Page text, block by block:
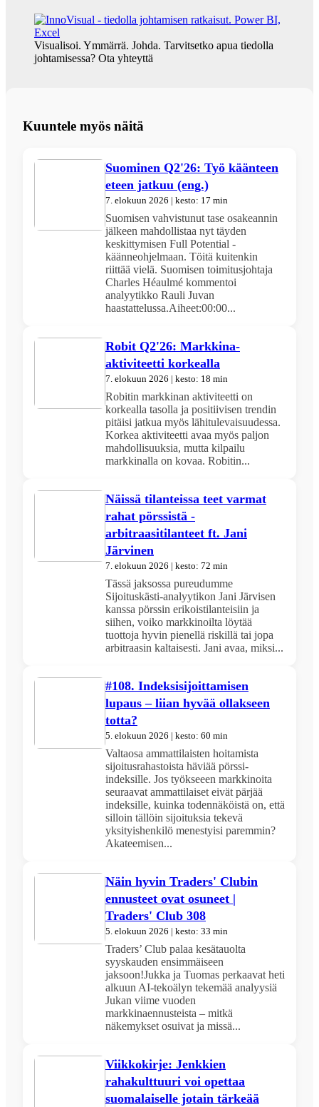
Visualisoi. Ymmärrä. Johda. Tarvitsetko apua tiedolla
johtamisessa? Ota yhteyttä
Kuuntele myös näitä
Suominen Q2'26: Työ käänteen
eteen jatkuu (eng.)
7. elokuun 2026 | kesto: 17 min
Suomisen vahvistunut tase osakeannin
jälkeen mahdollistaa nyt täyden
keskittymisen Full Potential -
käänneohjelmaan. Töitä kuitenkin
riittää vielä. Suomisen toimitusjohtaja
Charles Héaulmé kommentoi
analyytikko Rauli Juvan
haastattelussa.Aiheet:00:00...
Robit Q2'26: Markkina-
aktiviteetti korkealla
7. elokuun 2026 | kesto: 18 min
Robitin markkinan aktiviteetti on
korkealla tasolla ja positiivisen trendin
pitäisi jatkua myös lähitulevaisuudessa.
Korkea aktiviteetti avaa myös paljon
mahdollisuuksia, mutta kilpailu
markkinalla on kovaa. Robitin...
Näissä tilanteissa teet varmat
rahat pörssistä -
arbitraasitilanteet ft. Jani
Järvinen
7. elokuun 2026 | kesto: 72 min
Tässä jaksossa pureudumme
Sijoituskästi-analyytikon Jani Järvisen
kanssa pörssin erikoistilanteisiin ja
siihen, voiko markkinoilta löytää
tuottoja hyvin pienellä riskillä tai jopa
arbitraasin kaltaisesti. Jani avaa, miksi...
#108. Indeksisijoittamisen
lupaus – liian hyvää ollakseen
totta?
5. elokuun 2026 | kesto: 60 min
Valtaosa ammattilaisten hoitamista
sijoitusrahastoista häviää pörssi-
indeksille. Jos työkseeen markkinoita
seuraavat ammattilaiset eivät pärjää
indeksille, kuinka todennäköistä on, että
silloin tällöin sijoituksia tekevä
yksityishenkilö menestyisi paremmin?
Akateemisen...
Näin hyvin Traders' Clubin
ennusteet ovat osuneet |
Traders' Club 308
5. elokuun 2026 | kesto: 33 min
Traders’ Club palaa kesätauolta
syyskauden ensimmäiseen
jaksoon!Jukka ja Tuomas perkaavat heti
alkuun AI-tekoälyn tekemää analyysiä
Jukan viime vuoden
markkinaennusteista – mitkä
näkemykset osuivat ja missä...
Viikkokirje: Jenkkien
rahakulttuuri voi opettaa
suomalaiselle jotain tärkeää